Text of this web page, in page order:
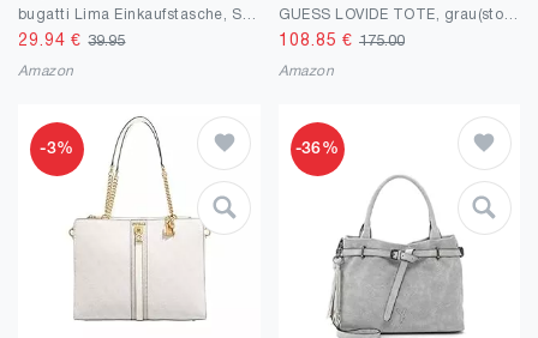
29.94 €39.95
Amazon
108.85 € 175.00
Amazon
-3% -36%